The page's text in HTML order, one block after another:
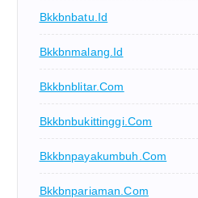
Bkkbnbatu.id
Bkkbnmalang.id
Bkkbnblitar.com
Bkkbnbukittinggi.com
Bkkbnpayakumbuh.com
Bkkbnpariaman.com